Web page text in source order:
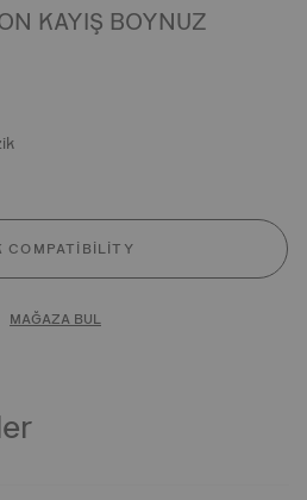
KAYIŞ BOYNUZ
COMPATIBILITY
MAĞAZA BUL